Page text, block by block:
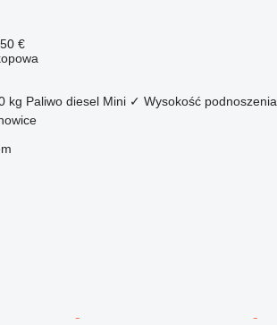
€
kg Paliwo diesel Mini ✓ Wysokość podnoszenia